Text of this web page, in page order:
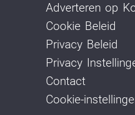
Adverteren op
Cookie Beleid
Privacy Beleid
Privacy
Contact
Cookie-